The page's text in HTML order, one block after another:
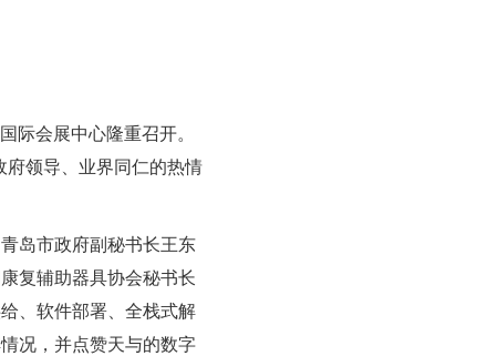
会展中心隆重召开。
府领导、业界同仁的热情
岛市政府副秘书长王东
复辅助器具协会秘书长
、软件部署、全栈式解
况，并点赞天与的数字